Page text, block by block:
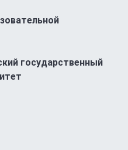
государственный